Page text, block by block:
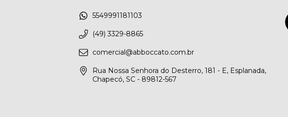
5549991181103
(49) 3329-8865
comercial@abboccato.com.br
Rua Nossa Senhora do Desterro, 181 - E, Esplanada,
Chapecó, SC - 89812-567